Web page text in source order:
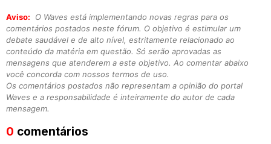
Aviso:
O Waves está implementando novas regras para os
comentários postados neste fórum. O objetivo é estimular um
debate saudável e de alto nível, estritamente relacionado ao
conteúdo da matéria em questão. Só serão aprovadas as
mensagens que atenderem a este objetivo. Ao comentar abaixo
você concorda com nossos termos de uso.
Os comentários postados não representam a opinião do portal
Waves e a responsabilidade é inteiramente do autor de cada
mensagem.
0 comentários